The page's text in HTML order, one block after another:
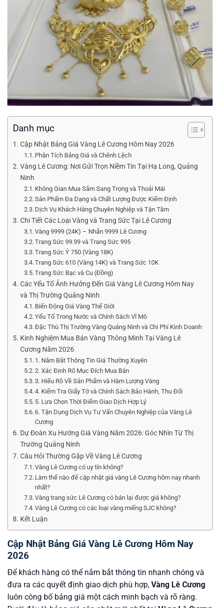
Danh mục
Cập Nhật Bảng Giá Vàng Lê Cương Hôm Nay 2026
Phân Tích Bảng Giá và Chênh Lệch
Vàng Lê Cương: Nơi Gửi Trọn Niềm Tin Tại Hạ Long, Quảng
Ninh
Không Gian Mua Sắm Sang Trọng và Thoải Mái
Sản Phẩm Đa Dạng và Chất Lượng Được Kiểm Định
Dịch Vụ Khách Hàng Chuyên Nghiệp và Tận Tâm
Chi Tiết Các Loại Vàng và Trang Sức Tại Lê Cương
Vàng 9999 (24K) – Nhẫn 9999 Lê Cương
Trang Sức 99.99 và Trang Sức 995
Trang Sức Ý 750 (Vàng 18K)
Trang Sức 610 (Vàng 14K) và Trang Sức 10K
Trang Sức Bạc và Cu (Đồng)
Các Yếu Tố Ảnh Hưởng Đến Giá Vàng Lê Cương Hôm Nay
và Thị Trường Quảng Ninh
Biến Động Giá Vàng Thế Giới
Yếu Tố Trong Nước và Chính Sách Vĩ Mô
Đặc Thù Thị Trường Vàng Quảng Ninh và Chi Phí Kinh Doanh
Kinh Nghiệm Mua Bán Vàng Thông Minh Tại Vàng Lê
Cương Năm 2026
1. Nắm Bắt Thông Tin Giá Thường Xuyên
2. Xác Định Rõ Mục Đích Mua Bán
3. Hiểu Rõ Về Sản Phẩm và Hàm Lượng Vàng
4. Kiểm Tra Giấy Tờ và Chính Sách Bảo Hành, Thu Đổi
5. Lựa Chọn Thời Điểm Giao Dịch Hợp Lý
6. Tận Dụng Dịch Vụ Tư Vấn Chuyên Nghiệp của Vàng Lê
Cương
Dự Đoán Xu Hướng Giá Vàng Năm 2026: Góc Nhìn Từ Thị
Trường Quảng Ninh
Câu Hỏi Thường Gặp Về Vàng Lê Cương
Vàng Lê Cương có uy tín không?
Làm thế nào để cập nhật giá vàng Lê Cương hôm nay nhanh
nhất?
Vàng trang sức Lê Cương có bán lại được giá không?
Vàng Lê Cương có các loại vàng miếng SJC không?
Kết Luận
Cập Nhật Bảng Giá Vàng Lê Cương Hôm Nay
2026
Để khách hàng có thể nắm bắt thông tin nhanh chóng và
đưa ra các quyết định giao dịch phù hợp, Vàng Lê Cương
luôn công bố bảng giá một cách minh bạch và rõ ràng.